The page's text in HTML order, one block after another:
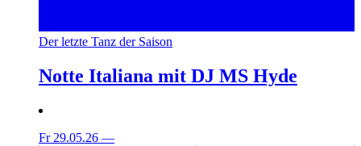
Der letzte Tanz der Saison
Notte Italiana mit DJ MS Hyde
Fr 29.05.26 —